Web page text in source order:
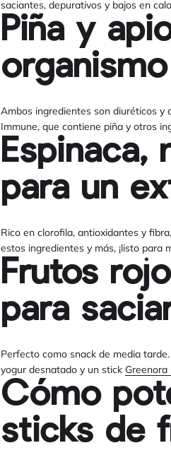
saciantes, depurativos y bajos en
Piña y
organismo
Ambos ingredientes son diuréticos y
Immune, que contiene piña y otros
Espinaca,
para un
Rico en clorofila, antioxidantes y
estos ingredientes y más, ¡listo para
Frutos
para
Perfecto como snack de media
yogur desnatado y un stick Greenora
Cómo
sticks de